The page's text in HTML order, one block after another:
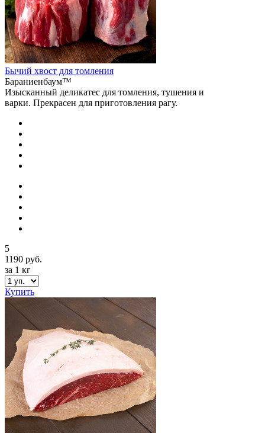
Бычий хвост для томления
Бараниенбаум™
Изысканный деликатес для томления, тушения и
варки. Прекрасен для приготовления рагу.
5
1190 руб.
за 1 кг
Купить